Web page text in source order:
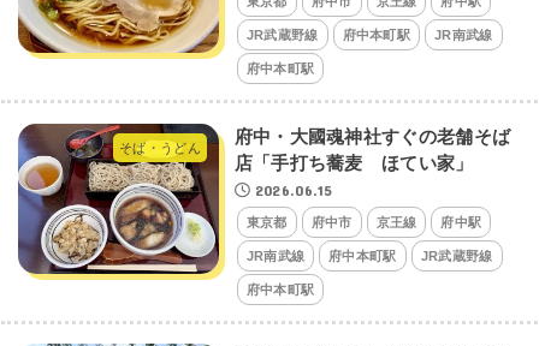
JR武蔵野線 府中本町駅 JR南武線
府中本町駅
そば・うどん
府中・大國魂神社すぐの老舗そば
店「手打ち蕎麦 ほてい家」
2026.06.15
東京都 府中市 京王線 府中駅
JR南武線 府中本町駅 JR武蔵野線
府中本町駅